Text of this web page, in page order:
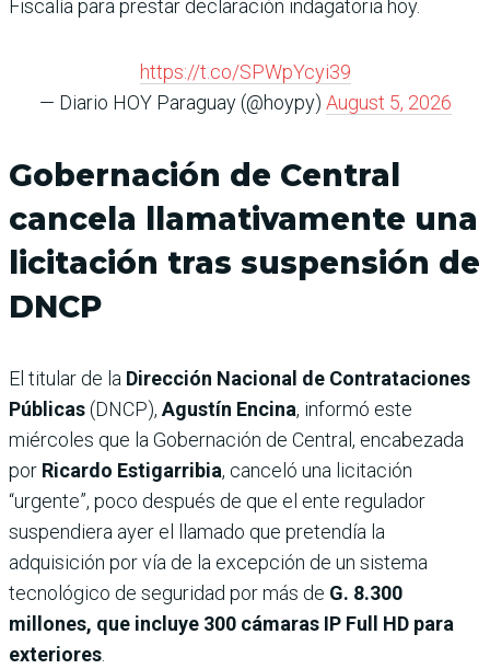
Fiscalía para prestar declaración indagatoria hoy.
https://t.co/SPWpYcyi39
— Diario HOY Paraguay (@hoypy) August 5, 2026
Gobernación de Central
cancela llamativamente una
licitación tras suspensión de
DNCP
El titular de la Dirección Nacional de Contrataciones
Públicas(DNCP), Agustín Encina, informó este
miércoles que la Gobernación de Central, encabezada
por Ricardo Estigarribia, canceló una licitación
“urgente”, poco después de que el ente regulador
suspendiera ayer el llamado que pretendía la
adquisición por vía de la excepción de un sistema
tecnológico de seguridad por más de G. 8.300
millones, que incluye 300 cámaras IP Full HD para
exteriores